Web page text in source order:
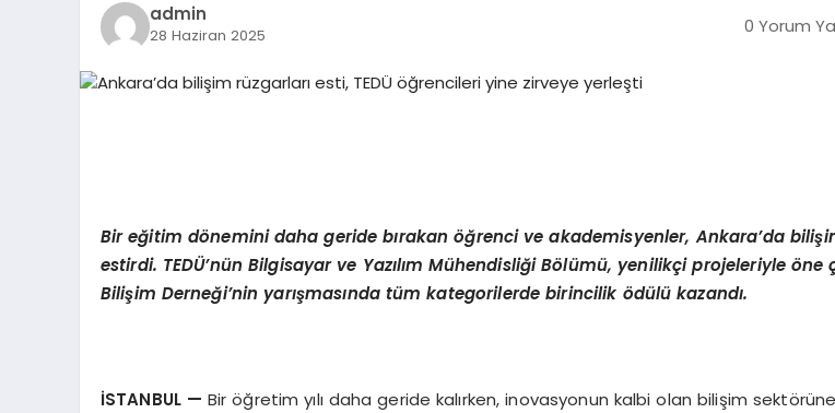
admin
28 Haziran 2025 0 Yorum
Bir eğitim dönemini daha geride bırakanöğrenci ve akademisyenler, Ankara’da
estirdi. TEDÜ’nün Bilgisayar ve Yazılım Mühendisliği Bölümü, yenilikçi projeleriyle öne
Bilişim Derneği’nin yarışmasında tüm kategorilerde birincilik ödülü kazandı.
İSTANBUL — Bir öğretim yılı daha geride kalırken, inovasyonun kalbi olan bilişim